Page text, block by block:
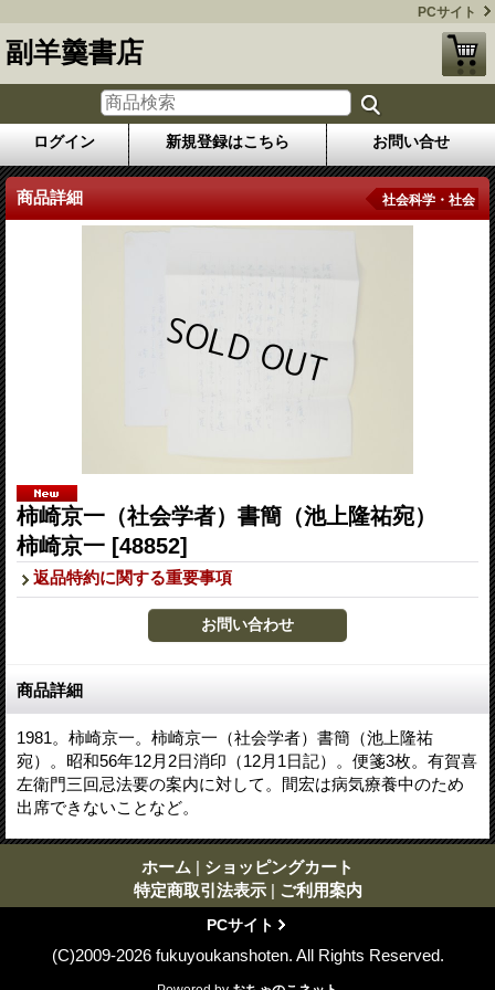
PCサイト
副羊羹書店
ログイン 新規登録はこちら お問い合せ
商品詳細 社会科学・社会
柿崎京一（社会学者）書簡（池上隆祐宛）
柿崎京一 [48852]
返品特約に関する重要事項
商品詳細
1981。柿崎京一。柿崎京一（社会学者）書簡（池上隆祐
宛）。昭和56年12月2日消印（12月1日記）。便箋3枚。有賀喜
左衛門三回忌法要の案内に対して。間宏は病気療養中のため
出席できないことなど。
ホーム | ショッピングカート
特定商取引法表示 | ご利用案内
PCサイト
(C)2009-2026 fukuyoukanshoten. All Rights Reserved.